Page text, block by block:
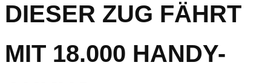
DIESER ZUG FÄHRT
MIT 18.000 HANDY-